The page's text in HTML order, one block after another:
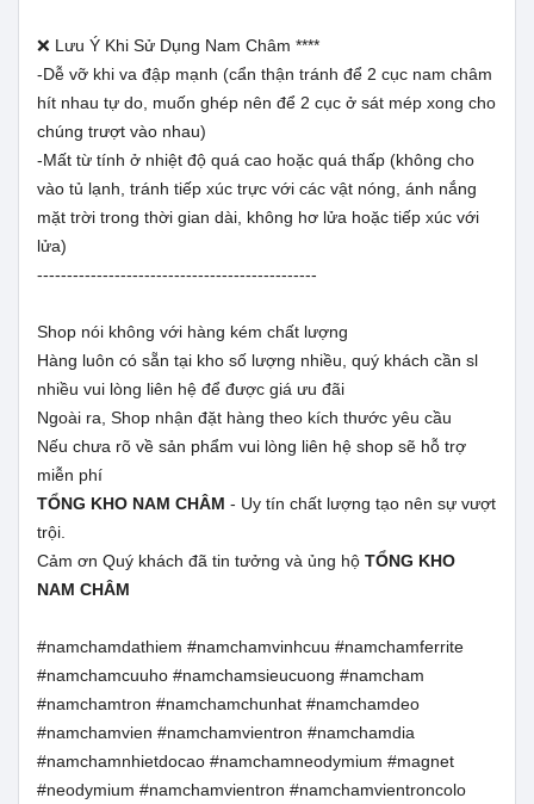
❌ Lưu Ý Khi Sử Dụng Nam Châm ****
-Dễ vỡ khi va đập mạnh (cẩn thận tránh để 2 cục nam châm
hít nhau tự do, muốn ghép nên để 2 cục ở sát mép xong cho
chúng trượt vào nhau)
-Mất từ tính ở nhiệt độ quá cao hoặc quá thấp (không cho
vào tủ lạnh, tránh tiếp xúc trực với các vật nóng, ánh nắng
mặt trời trong thời gian dài, không hơ lửa hoặc tiếp xúc với
lửa)
-----------------------------------------------
Shop nói không với hàng kém chất lượng
Hàng luôn có sẵn tại kho số lượng nhiều, quý khách cần sl
nhiều vui lòng liên hệ để được giá ưu đãi
Ngoài ra, Shop nhận đặt hàng theo kích thước yêu cầu
Nếu chưa rõ về sản phẩm vui lòng liên hệ shop sẽ hỗ trợ
miễn phí
TỔNG KHO NAM CHÂM - Uy tín chất lượng tạo nên sự vượt
trội.
Cảm ơn Quý khách đã tin tưởng và ủng hộ TỔNG KHO
NAM CHÂM
#namchamdathiem #namchamvinhcuu #namchamferrite
#namchamcuuho #namchamsieucuong #namcham
#namchamtron #namchamchunhat #namchamdeo
#namchamvien #namchamvientron #namchamdia
#namchamnhietdocao #namchamneodymium #magnet
#neodymium #namchamvientron #namchamvientroncolo